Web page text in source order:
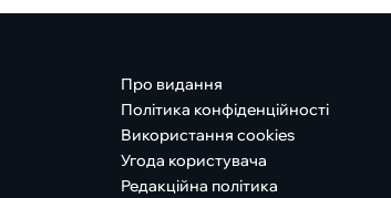
Про видання
Політика конфіденційності
Використання cookies
Угода користувача
Редакційна політика